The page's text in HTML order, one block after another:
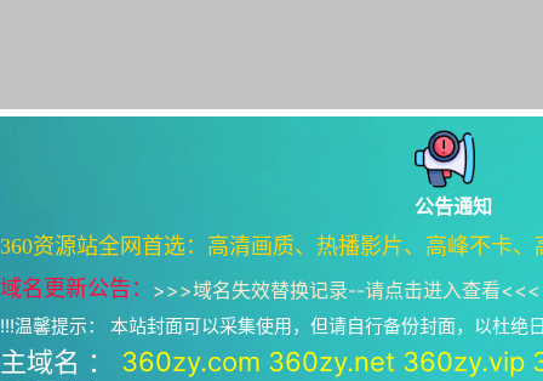
公告通知
360资源站全网首选：高清画质、热播影片、高峰不卡
域名更新公告： >>>域名失效替换记录--请点击进入查看<<<
!!!温馨提示： 本站封面可以采集使用，但请自行备份封面，以杜绝
主域名 ： 360zy.com 360zy.net 360zy.vip